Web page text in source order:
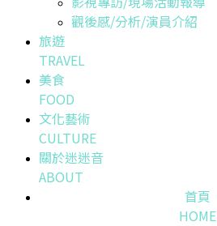
觀後感/分析/演員介紹
旅遊
TRAVEL
美食
FOOD
文化藝術
CULTURE
關於迷迷音
ABOUT
首頁
HOME